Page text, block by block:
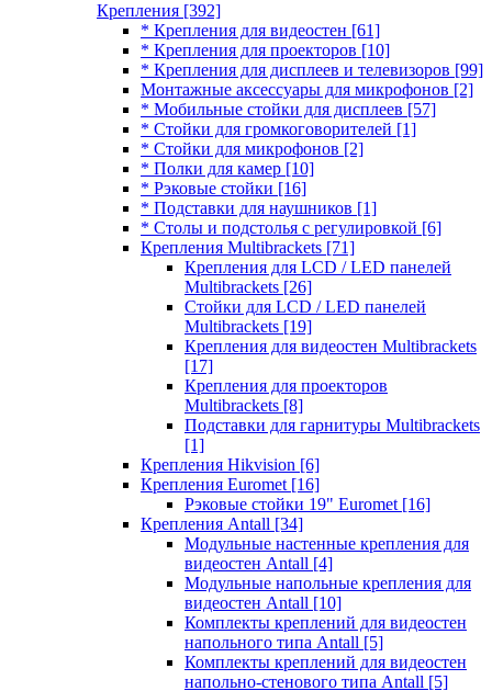
Крепления [392]
* Крепления для видеостен [61]
* Крепления для проекторов [10]
* Крепления для дисплеев и телевизоров [99]
Монтажные аксессуары для микрофонов [2]
* Мобильные стойки для дисплеев [57]
* Стойки для громкоговорителей [1]
* Стойки для микрофонов [2]
* Полки для камер [10]
* Рэковые стойки [16]
* Подставки для наушников [1]
* Столы и подстолья с регулировкой [6]
Крепления Multibrackets [71]
Крепления для LCD / LED панелей
Multibrackets [26]
Стойки для LCD / LED панелей
Multibrackets [19]
Крепления для видеостен Multibrackets
[17]
Крепления для проекторов
Multibrackets [8]
Подставки для гарнитуры Multibrackets
[1]
Крепления Hikvision [6]
Крепления Euromet [16]
Рэковые стойки 19" Euromet [16]
Крепления Antall [34]
Модульные настенные крепления для
видеостен Antall [4]
Модульные напольные крепления для
видеостен Antall [10]
Комплекты креплений для видеостен
напольного типа Antall [5]
Комплекты креплений для видеостен
напольно-стенового типа Antall [5]